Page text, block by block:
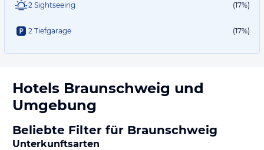
2 Sightseeing (17%)
2 Tiefgarage (17%)
Hotels Braunschweig und
Umgebung
Beliebte Filter für Braunschweig
Unterkunftsarten